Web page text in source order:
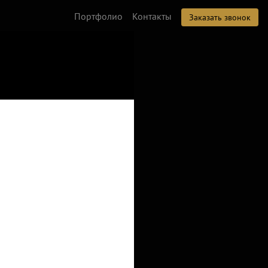
Портфолио Контакты Заказать звонок